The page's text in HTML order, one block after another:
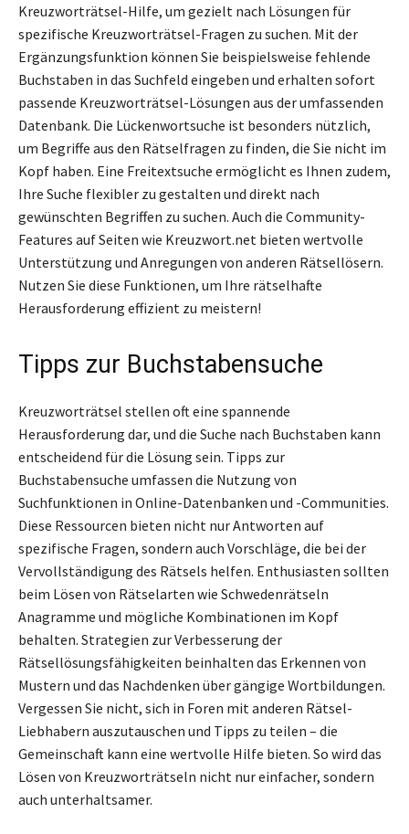
Kreuzworträtsel-Hilfe, um gezielt nach Lösungen für
spezifische Kreuzworträtsel-Fragen zu suchen. Mit der
Ergänzungsfunktion können Sie beispielsweise fehlende
Buchstaben in das Suchfeld eingeben und erhalten sofort
passende Kreuzworträtsel-Lösungen aus der umfassenden
Datenbank. Die Lückenwortsuche ist besonders nützlich,
um Begriffe aus den Rätselfragen zu finden, die Sie nicht im
Kopf haben. Eine Freitextsuche ermöglicht es Ihnen zudem,
Ihre Suche flexibler zu gestalten und direkt nach
gewünschten Begriffen zu suchen. Auch die Community-
Features auf Seiten wie Kreuzwort.net bieten wertvolle
Unterstützung und Anregungen von anderen Rätsellösern.
Nutzen Sie diese Funktionen, um Ihre rätselhafte
Herausforderung effizient zu meistern!
Tipps zur Buchstabensuche
Kreuzworträtsel stellen oft eine spannende
Herausforderung dar, und die Suche nach Buchstaben kann
entscheidend für die Lösung sein. Tipps zur
Buchstabensuche umfassen die Nutzung von
Suchfunktionen in Online-Datenbanken und -Communities.
Diese Ressourcen bieten nicht nur Antworten auf
spezifische Fragen, sondern auch Vorschläge, die bei der
Vervollständigung des Rätsels helfen. Enthusiasten sollten
beim Lösen von Rätselarten wie Schwedenrätseln
Anagramme und mögliche Kombinationen im Kopf
behalten. Strategien zur Verbesserung der
Rätsellösungsfähigkeiten beinhalten das Erkennen von
Mustern und das Nachdenken über gängige Wortbildungen.
Vergessen Sie nicht, sich in Foren mit anderen Rätsel-
Liebhabern auszutauschen und Tipps zu teilen – die
Gemeinschaft kann eine wertvolle Hilfe bieten. So wird das
Lösen von Kreuzworträtseln nicht nur einfacher, sondern
auch unterhaltsamer.